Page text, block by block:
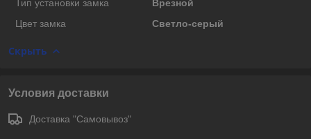
Тип установки замка
Врезной
Цвет замка
Светло-серый
Скрыть
Условия доставки
Доставка "Самовывоз"